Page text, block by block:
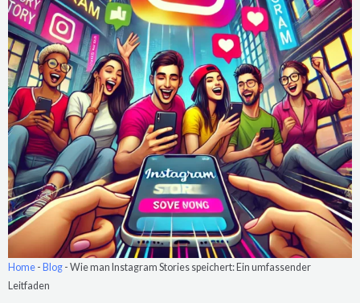
Home - Blog - Wie man Instagram Stories speichert: Ein umfassender
Leitfaden